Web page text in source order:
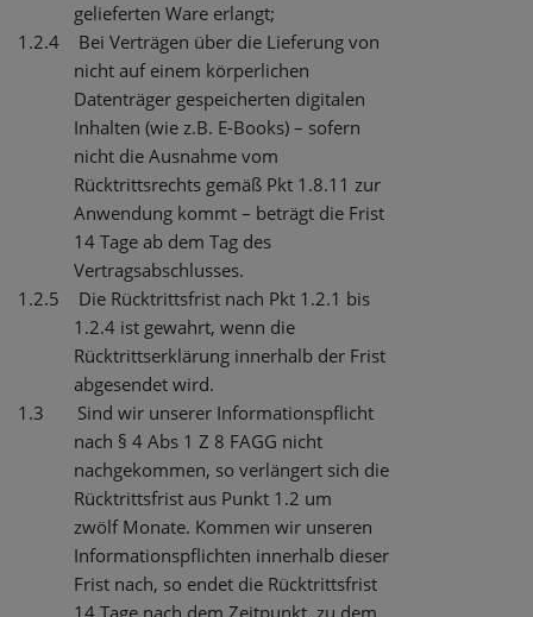
gelieferten Ware erlangt;
1.2.4
Bei Verträgen über die Lieferung von
nicht auf einem körperlichen
Datenträger gespeicherten digitalen
Inhalten (wie z.B. E-Books) – sofern
nicht die Ausnahme vom
Rücktrittsrechts gemäß Pkt 1.8.11 zur
Anwendung kommt – beträgt die Frist
14 Tage ab dem Tag des
Vertragsabschlusses.
1.2.5
Die Rücktrittsfrist nach Pkt 1.2.1 bis
1.2.4 ist gewahrt, wenn die
Rücktrittserklärung innerhalb der Frist
abgesendet wird.
1.3
Sind wir unserer Informationspflicht
nach § 4 Abs 1 Z 8 FAGG nicht
nachgekommen, so verlängert sich die
Rücktrittsfrist aus Punkt 1.2 um
zwölf Monate. Kommen wir unseren
Informationspflichten innerhalb dieser
Frist nach, so endet die Rücktrittsfrist